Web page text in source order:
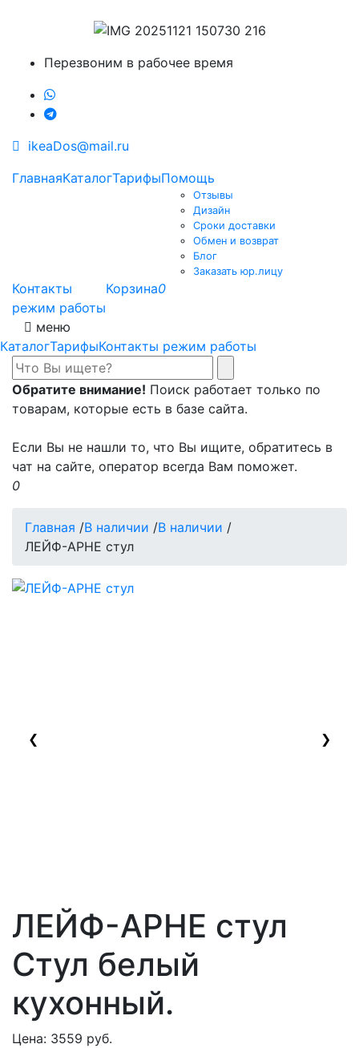
Перезвоним в рабочее время
ikeaDos@mail.ru
ГлавнаяКаталогТарифыПомощь
Отзывы
Дизайн
Сроки доставки
Обмен и возврат
Блог
Заказать юр.лицу
Контакты
режим работы
Корзина0
меню
КаталогТарифыКонтакты режим работы
Обратите внимание! Поиск работает только по
товарам, которые есть в базе сайта.
Если Вы не нашли то, что Вы ищите, обратитесь в
чат на сайте, оператор всегда Вам поможет.
0
Главная /В наличии /В наличии /
ЛЕЙФ-АРНЕ стул
❮ ❯
ЛЕЙФ-АРНЕ стул
Стул белый
кухонный.
Цена: 3559 руб.